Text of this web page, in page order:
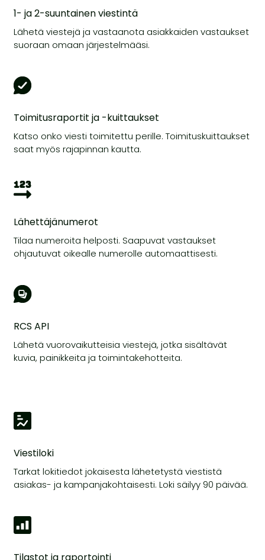
1- ja 2-suuntainen viestintä
Lähetä viestejä ja vastaanota asiakkaiden vastaukset
suoraan omaan järjestelmääsi.
Toimitusraportit ja -kuittaukset
Katso onko viesti toimitettu perille. Toimituskuittaukset
saat myös rajapinnan kautta.
Lähettäjänumerot
Tilaa numeroita helposti. Saapuvat vastaukset
ohjautuvat oikealle numerolle automaattisesti.
RCS API
Lähetä vuorovaikutteisia viestejä, jotka sisältävät
kuvia, painikkeita ja toimintakehotteita.
Viestiloki
Tarkat lokitiedot jokaisesta lähetetystä viestistä
asiakas- ja kampanjakohtaisesti. Loki säilyy 90 päivää.